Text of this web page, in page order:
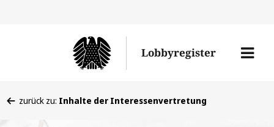
den
Lobbyregister
Menü
befinden
zurück zu: Inhalte der Interessenvertretung